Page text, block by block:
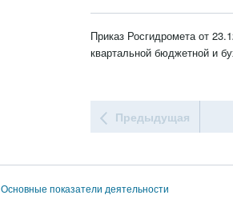
Приказ Росгидромета от
квартальной бюджетной и
Предыдущая
Основные показатели деятельности